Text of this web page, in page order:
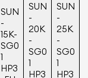
SUN
-
15K-
SG0
1
HP3
SUN
-
20K
-
SG0
1
HP3
SUN
-
25K
-
SG0
1
HP3